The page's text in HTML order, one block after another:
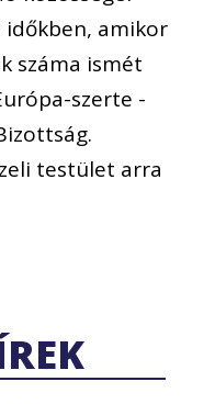
amikor
száma ismét
szerte -
testület arra